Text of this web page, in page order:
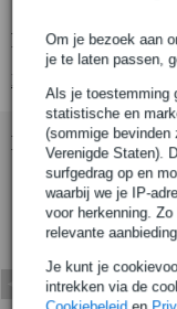
Om je bezoek aan
je te laten passen,
Als je toestemming
statistische en
(sommige bevinden
Verenigde Staten).
surfgedrag op en
waarbij we je IP-
voor herkenning.
relevante
Je kunt je
intrekken via de
Productinformatie
Bekijk ook eens